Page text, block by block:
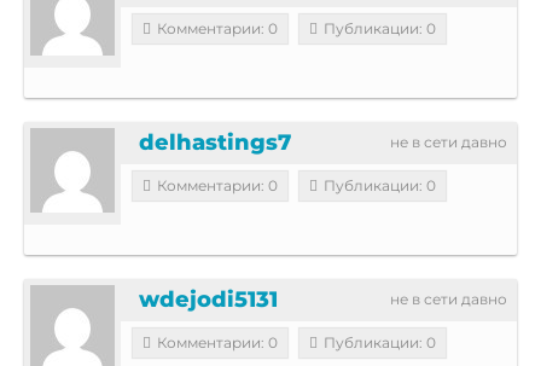
Комментарии: 0 Публикации: 0
не в сети давно
delhastings7
Комментарии: 0 Публикации: 0
не в сети давно
wdejodi5131
Комментарии: 0 Публикации: 0